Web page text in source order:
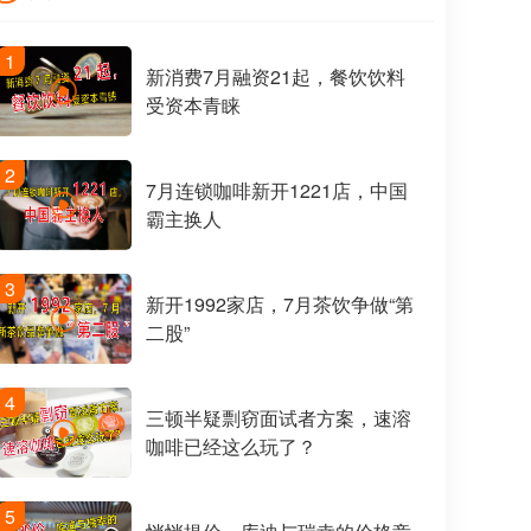
1
新消费7月融资21起，餐饮饮料
受资本青睐
2
7月连锁咖啡新开1221店，中国
霸主换人
3
新开1992家店，7月茶饮争做“第
二股”
4
三顿半疑剽窃面试者方案，速溶
咖啡已经这么玩了？
5